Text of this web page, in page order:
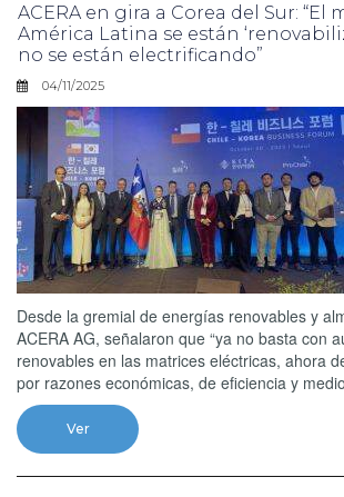
ACERA en gira a Corea del Sur: “El
América Latina se están
no se están electrificando”
04/11/2025
Desde la gremial de energías renovables y
ACERA AG, señalaron que “ya no basta con
renovables en las matrices eléctricas, ahora
por razones económicas, de eficiencia y
Ver